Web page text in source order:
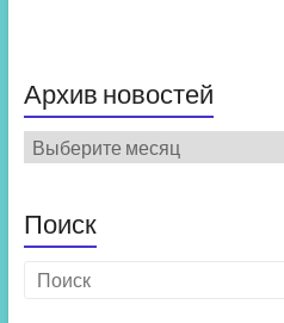
Архив новостей
Архив
новостей
Поиск